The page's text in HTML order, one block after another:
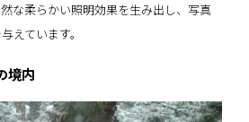
な柔らかい照明効果を生み出し、写真
えています。
境内